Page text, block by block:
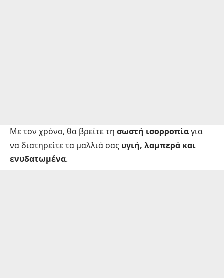
Με τον χρόνο, θα βρείτε τη σωστή ισορροπίαγια
να διατηρείτε τα μαλλιά σας υγιή, λαμπερά και
ενυδατωμένα.